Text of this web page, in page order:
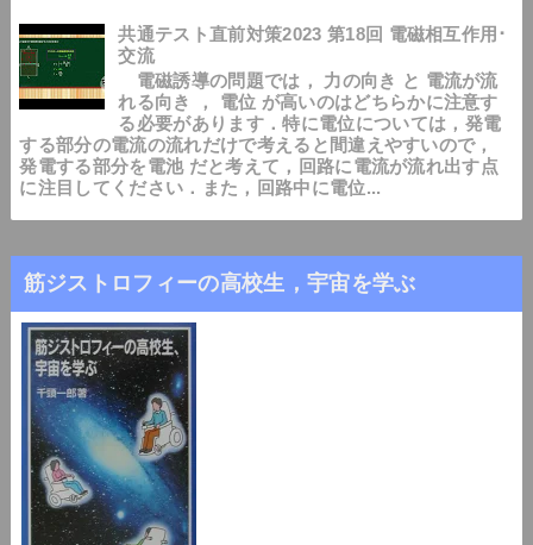
共通テスト直前対策2023 第18回 電磁相互作用･
交流
電磁誘導の問題では， 力の向き と 電流が流
れる向き ， 電位 が高いのはどちらかに注意す
る必要があります．特に電位については，発電
する部分の電流の流れだけで考えると間違えやすいので，
発電する部分を電池 だと考えて，回路に電流が流れ出す点
に注目してください．また，回路中に電位...
筋ジストロフィーの高校生，宇宙を学ぶ